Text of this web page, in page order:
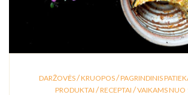
DARŽOVĖS/KRUOPOS/PAGRINDINIS
PRODUKTAI /RECEPTAI /VAIKAMS NUO